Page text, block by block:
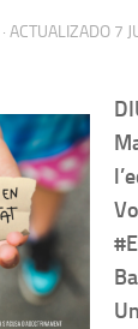
· ACTUALIZADO 7